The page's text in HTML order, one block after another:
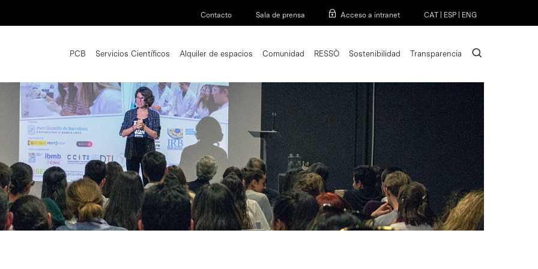
Contacto Sala de prensa Acceso a intranet CAT ESP ENG
PCB Servicios Científicos Alquiler de espacios Comunidad RESSÒ Sostenibilidad Transparencia search